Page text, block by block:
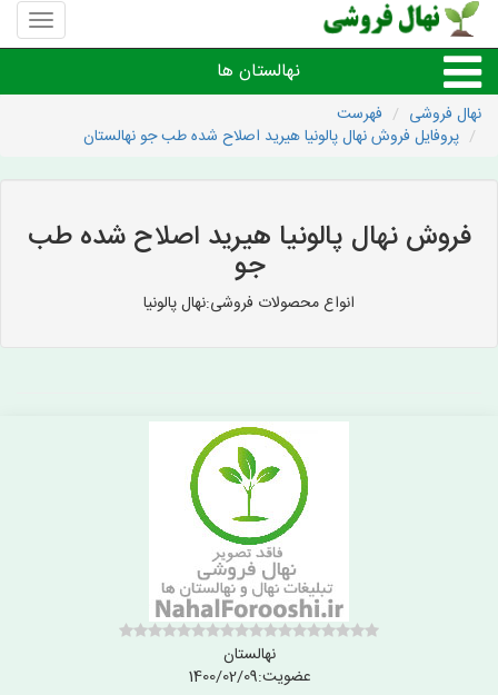
منوی
سایت
فروشی
نهالستان ها
نهال های مثمر،میوه
نهال های کمیاب،خاص
نهال فروشی
فهرست
پروفایل فروش نهال پالونیا هیرید اصلاح شده طب جو نهالستان
فروش نهال پالونیا هیرید اصلاح شده طب
جو
انواع محصولات فروشی:نهال پالونیا
نهالستان
عضویت:1400/02/09